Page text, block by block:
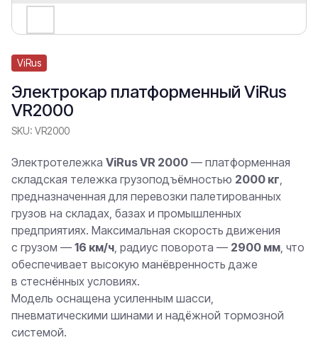
Электрокар платформенный ViRus
VR2000
ViRus
SKU: VR2000
Электротележка ViRus VR 2000 — платформенная
складская тележка грузоподъёмностью 2000 кг,
предназначенная для перевозки палетированных
грузов на складах, базах и промышленных
предприятиях. Максимальная скорость движения
с грузом — 16 км/ч, радиус поворота — 2900 мм, что
обеспечивает высокую манёвренность даже
в стеснённых условиях.
Модель оснащена усиленным шасси,
пневматическими шинами и надёжной тормозной
системой.